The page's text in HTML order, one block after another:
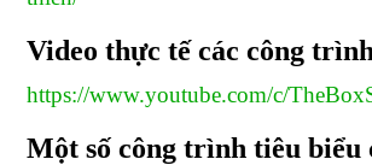
Video thực tế các công trình
https://www.youtube.com/c/
Một số công trình tiêu biểu